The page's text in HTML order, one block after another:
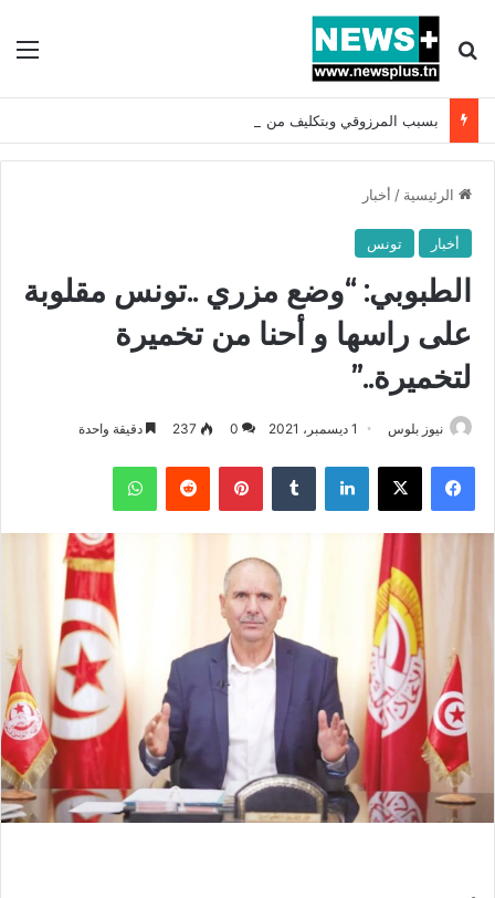
بحث عن
الرئيسية / أخبار
أخبار تونس
الطبوبي: “وضع مزري ..تونس مقلوبة
على راسها و أحنا من تخميرة
لتخميرة..”
نيوز بلوس 1 ديسمبر، 2021 0
237 دقيقة واحدة
فيسبوك X لينكدإن بينتيريست واتساب